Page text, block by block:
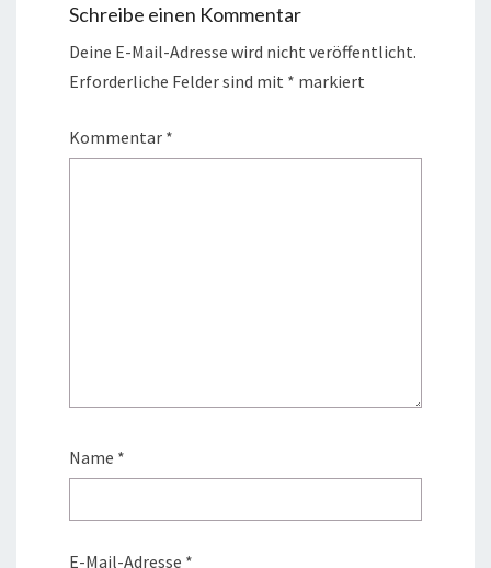
Schreibe einen Kommentar
Deine E-Mail-Adresse wird nicht veröffentlicht.
Erforderliche Felder sind mit * markiert
Kommentar *
Name *
E-Mail-Adresse *